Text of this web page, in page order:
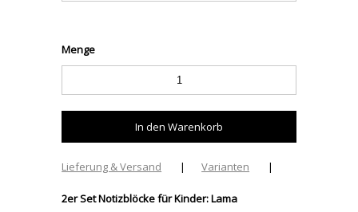
Menge
Lieferung & Versand | Varianten |
2er Set Notizblöcke für Kinder: Lama